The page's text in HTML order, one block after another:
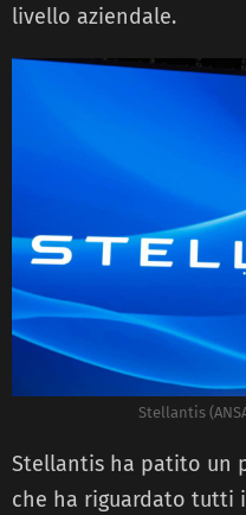
livello aziendale.
Stellantis
Stellantis ha patito un
che ha riguardato tutti